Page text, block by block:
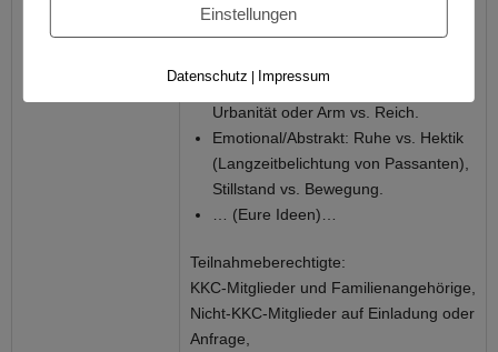
(Blau/Orange) oder Schärfe vs.
Unschärfe.
Glasfassade neben Ruine), Natur vs.
Urbanität oder Arm vs. Reich.
Emotional/Abstrakt: Ruhe vs. Hektik
(Langzeitbelichtung von Passanten),
Stillstand vs. Bewegung.
… (Eure Ideen)…
Teilnahmeberechtigte:
KKC-Mitglieder und Familienangehörige,
Nicht-KKC-Mitglieder auf Einladung oder
Anfrage,
Einstellungen
Datenschutz Impressum